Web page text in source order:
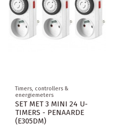
Timers, controllers &
energiemeters
SET MET 3 MINI 24 U-
TIMERS - PENAARDE
(E305DM)